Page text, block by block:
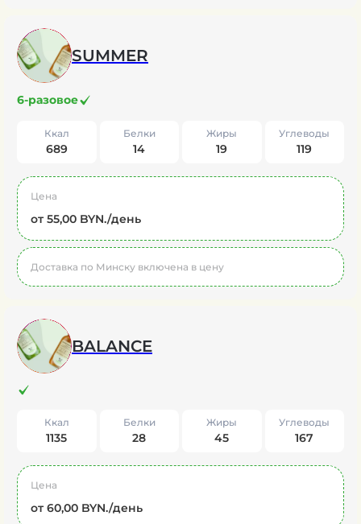
SUMMER
6-разовое
Ккал
689
Белки
14
Жиры
19
Углеводы
119
Цена
от 55,00 BYN./день
Доставка по Минску включена в цену
BALANCE
Ккал
1135
Белки
28
Жиры
45
Углеводы
167
Цена
от 60,00 BYN./день